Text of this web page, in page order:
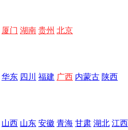
厦门 湖南 贵州 北京
华东 四川 福建 广西 内蒙古 陕西
山西 山东 安徽 青海 甘肃 湖北 江西